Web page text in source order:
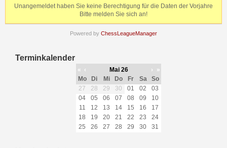
Unangemeldet haben Sie keine Berechtigung für die Daten der Vorjahre
Bitte melden Sie sich an!
Powered by ChessLeagueManager
Terminkalender
« ‹ Mai 26 ›
»
Mo
Di Mi Do Fr Sa
So
27
28 29 30 01 02
03
04
05 06 07 08 09
10
11
12 13 14 15 16
17
18
19 20 21 22 23
24
25
26 27 28 29 30 31